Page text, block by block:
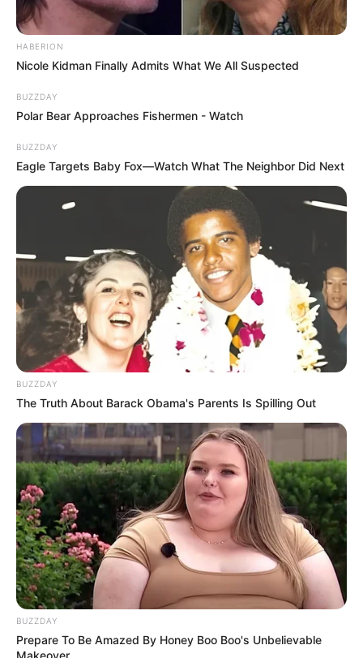
HABERION
Nicole Kidman Finally Admits What We All Suspected
BUZZDAY
Polar Bear Approaches Fishermen - Watch
BUZZDAY
Eagle Targets Baby Fox—Watch What The Neighbor Did Next
BUZZDAY
The Truth About Barack Obama's Parents Is Spilling Out
BUZZDAY
Prepare To Be Amazed By Honey Boo Boo's Unbelievable
Makeover